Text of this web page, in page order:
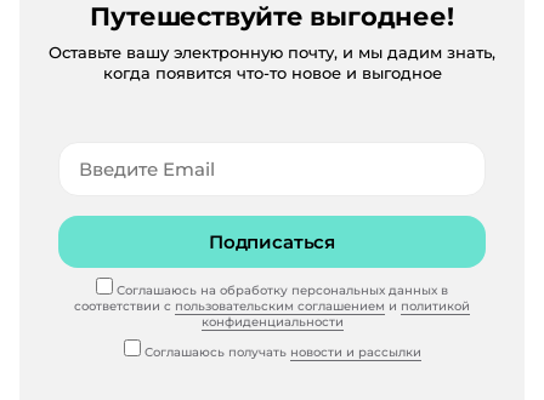
Путешествуйте выгоднее!
Оставьте вашу электронную почту, и мы дадим знать,
когда появится что-то новое и выгодное
Подписаться
Соглашаюсь на обработку персональных данных в
соответствии с пользовательским соглашением и политикой
конфиденциальности
Соглашаюсь получать новости и рассылки